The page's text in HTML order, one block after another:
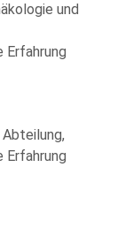
und
Erfahrung
Erfahrung